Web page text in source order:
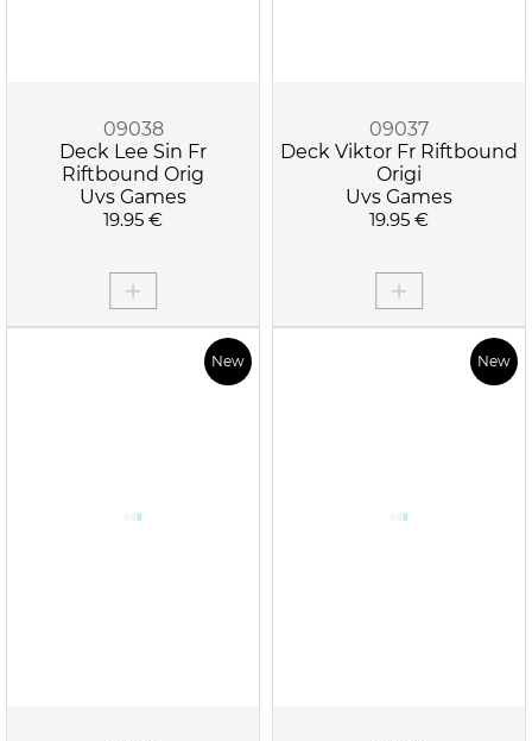
09038
Deck Lee Sin Fr
Riftbound Orig
Uvs Games
19.95 €
09037
Deck Viktor Fr Riftbound
Origi
Uvs Games
19.95 €
New New